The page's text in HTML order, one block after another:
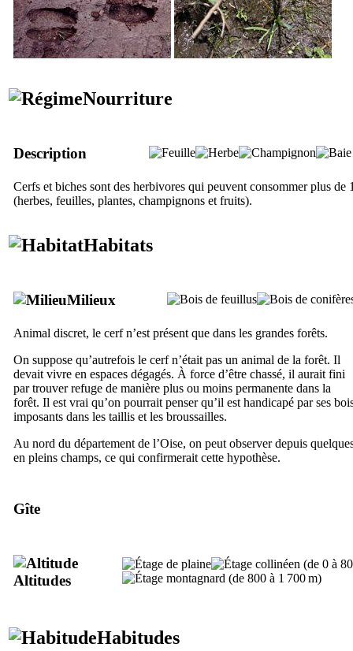
Nourriture
Description
Cerfs et biches sont des herbivores qui peuvent consommer plus de
(herbes, feuilles, plantes, champignons et fruits).
Habitats
Milieux
Animal discret, le cerf n’est présent que dans les grandes forêts.
On suppose qu’autrefois le cerf n’était pas un animal de la forêt. Il
devait vivre en espaces dégagés. À force d’être chassé, il aurait fini
par trouver refuge de manière plus ou moins permanente dans la
forêt. Il est vrai qu’on pourrait penser qu’il est handicapé par ses
imposants dans les taillis et les broussailles.
Au nord du département de l’Oise, on peut observer depuis
en pleins champs, ce qui confirmerait cette hypothèse.
Gîte
Altitudes
Habitudes